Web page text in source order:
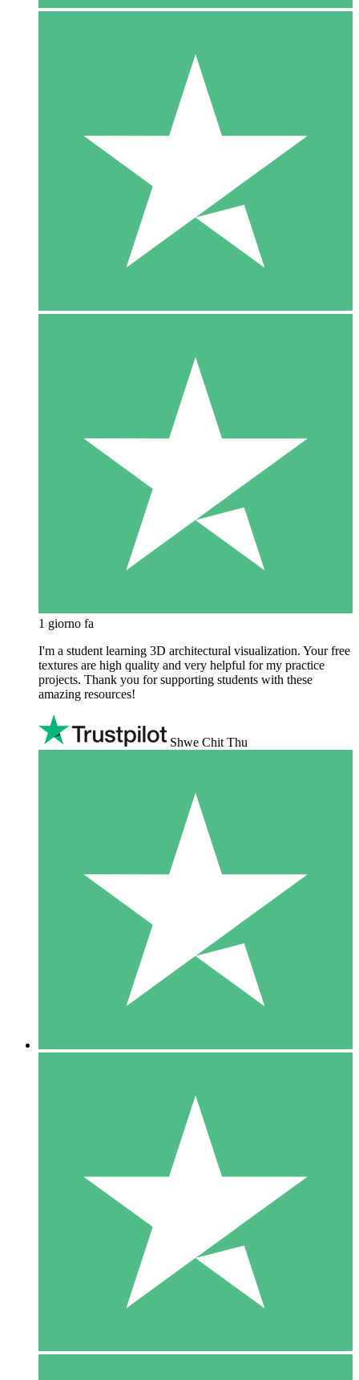
1 giorno fa
I'm a student learning 3D architectural visualization. Your free
textures are high quality and very helpful for my practice
projects. Thank you for supporting students with these
amazing resources!
Shwe Chit Thu